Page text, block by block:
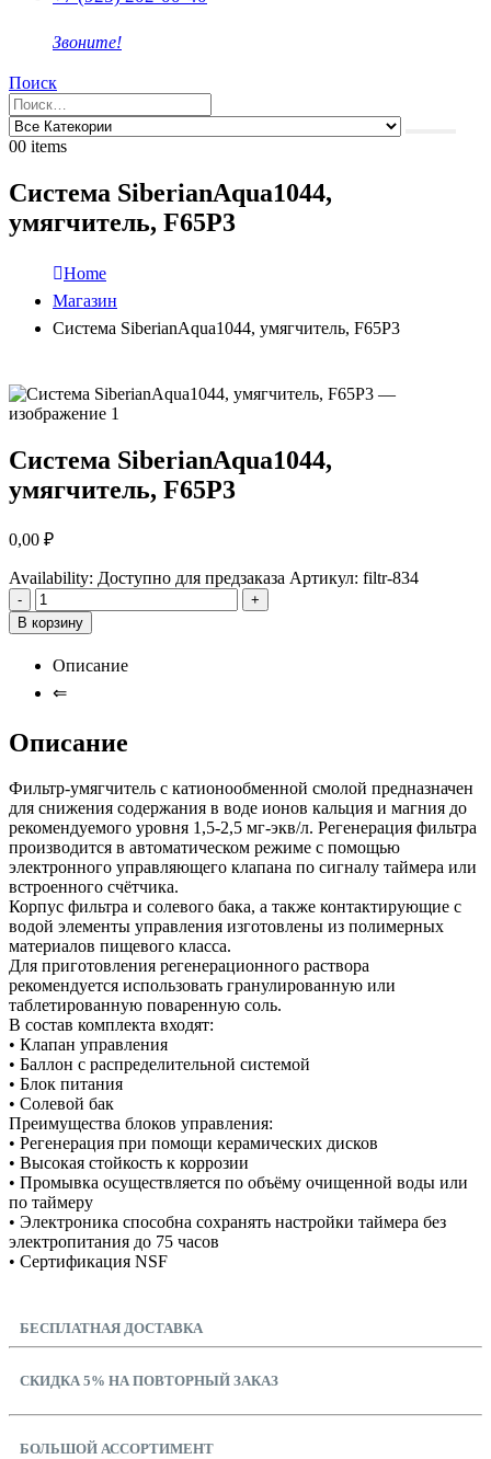
Звоните!
Поиск
00 items
Система SiberianAqua1044,
умягчитель, F65P3
Home
Магазин
Система SiberianAqua1044, умягчитель, F65P3
Система SiberianAqua1044,
умягчитель, F65P3
0,00 ₽
Availability: Доступно для предзаказа Артикул: filtr-834
-
+
В корзину
Описание
⇐
Описание
Фильтр-умягчитель с катионообменной смолой предназначен
для снижения содержания в воде ионов кальция и магния до
рекомендуемого уровня 1,5-2,5 мг-экв/л. Регенерация фильтра
производится в автоматическом режиме с помощью
электронного управляющего клапана по сигналу таймера или
встроенного счётчика.
Корпус фильтра и солевого бака, а также контактирующие с
водой элементы управления изготовлены из полимерных
материалов пищевого класса.
Для приготовления регенерационного раствора
рекомендуется использовать гранулированную или
таблетированную поваренную соль.
В состав комплекта входят:
• Клапан управления
• Баллон с распределительной системой
• Блок питания
• Солевой бак
Преимущества блоков управления:
• Регенерация при помощи керамических дисков
• Высокая стойкость к коррозии
• Промывка осуществляется по объёму очищенной воды или
по таймеру
• Электроника способна сохранять настройки таймера без
электропитания до 75 часов
• Сертификация NSF
БЕСПЛАТНАЯ ДОСТАВКА
СКИДКА 5% НА ПОВТОРНЫЙ ЗАКАЗ
БОЛЬШОЙ АССОРТИМЕНТ